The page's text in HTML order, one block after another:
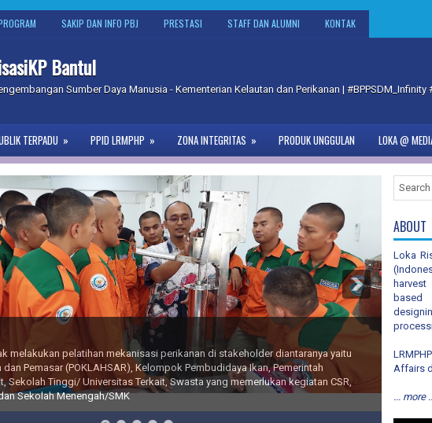
SAKIP DAN INFO PBJ PRESTASI STAFF DAN ALUMNI KONTAK
Bantul
Sumber Daya Manusia - Kementerian Kelautan dan Perikanan | #BPPSDM_Infinity
TERPADU » PPID LRMPHP » ZONA INTEGRITAS » PRODUK UNGGULAN LOKA @
Pengolahan Hasil Perikanan
Badan Riset dan SDM KP melaksanakan riset mekanisasi pengolahan hasil
Peraturan Menteri Kelautan dan Perikanan nomor 81/2020
ABOUT
Loka
based
Affairs
... more